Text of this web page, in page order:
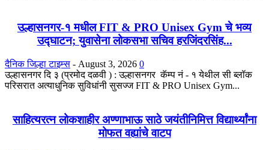
उल्हासनगर-१ मधील FIT & PRO Unisex Gym चे भव्य
उद्घाटन; युवासेना लोकसभा सचिव हरजिंदरसिंह...
दैनिक जिल्हा टाइम्स - August 3, 2026 0
उल्हासनगर दि ३ (प्रमोद दळवी ) : उल्हासनगर कॅम्प नं - १ येथील सी ब्लॉक
परिसरात अत्याधुनिक सुविधांनी सुसज्ज FIT & PRO Unisex Gym...
साहित्यरत्न लोकशाहीर अण्णाभाऊ साठे जयंतीनिमित्त विद्यार्थ्यांना
मोफत वह्यांचे वाटप